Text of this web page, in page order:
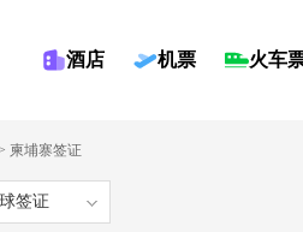
酒店 机票 火车
柬埔寨签证
签证